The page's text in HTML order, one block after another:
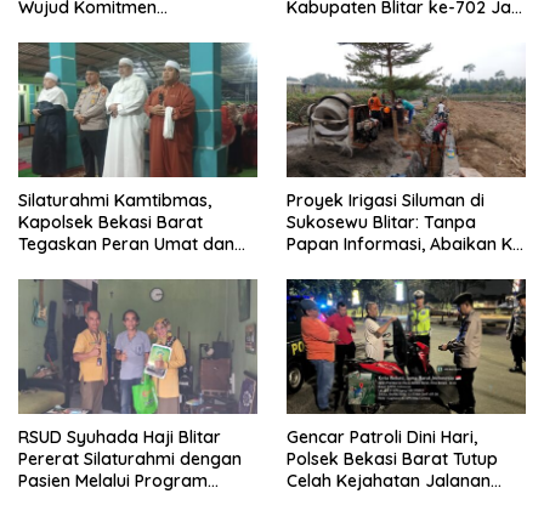
Wujud Komitmen
Dugaan Penganiayaan
Kabupaten Blitar ke-702 Jadi
Pembangunan
Silaturahmi Kamtibmas,
Kapolsek Bekasi Barat
Tegaskan Peran Umat dan
Kondusivitas Wilayah
Proyek Irigasi Siluman di
Sukosewu Blitar: Tanpa
Papan Informasi, Abaikan K3,
Tanggung Jawab
RSUD Syuhada Haji Blitar
Pererat Silaturahmi dengan
Pasien Melalui Program
Gencar Patroli Dini Hari,
Polsek Bekasi Barat Tutup
Celah Kejahatan Jalanan